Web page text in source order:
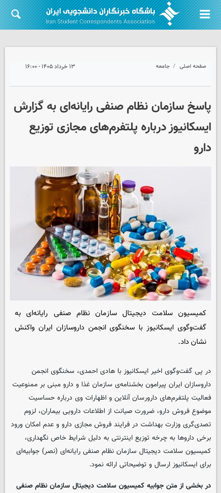
صفحه اصلی جامعه ۱۳ خرداد ۱۴۰۵ - ۱۶:۰۰
پاسخ سازمان نظام صنفی رایانه‌ای به گزارش
ایسکانیوز درباره پلتفرم‌های مجازی توزیع
دارو
کمیسیون سلامت دیجیتال سازمان نظام صنفی رایانه‌ای به
گفت‌وگوی ایسکانیوز با سخنگوی انجمن داروسازان ایران واکنش
نشان داد.
در پی گفت‌وگوی اخیر ایسکانیوز با هادی احمدی، سخنگوی انجمن
داروسازان ایران پیرامون بخشنامه‌ی سازمان غذا و دارو مبنی بر ممنوعیت
فعالیت پلتفرم‌های دارورسان آنلاین و اظهارات وی درباره حساسیت
موضوع فروش دارو، ضرورت صیانت از اطلاعات دارویی بیماران، لزوم
تصدی‌گری وزارت بهداشت در فرایند فروش مجازی دارو و عدم امکان ورود
برخی داروها به چرخه توزیع اینترنتی به دلیل شرایط خاص نگهداری،
کمیسیون سلامت دیجیتال سازمان نظام صنفی رایانه‌ای (نصر) جوابیه‌ای
برای ایسکانیوز ارسال و توضیحاتی ارائه نمود.
در بخشی از متن جوابیه کمیسیون سلامت دیجیتال سازمان نظام صنفی